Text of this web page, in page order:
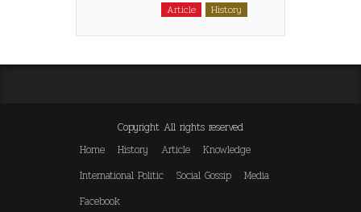
Article History
Copyright All rights reserved
Home
History Article
Knowledge
International Politic
Social Gossip
Media
Facebook